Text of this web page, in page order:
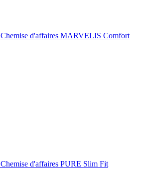
Chemise d'affaires MARVELIS Comfort
Chemise d'affaires PURE Slim Fit